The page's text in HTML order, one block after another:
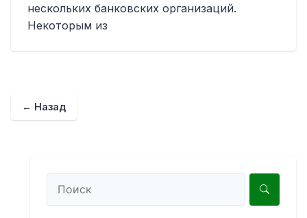
нескольких банковских организаций.
Некоторым из
← Назад